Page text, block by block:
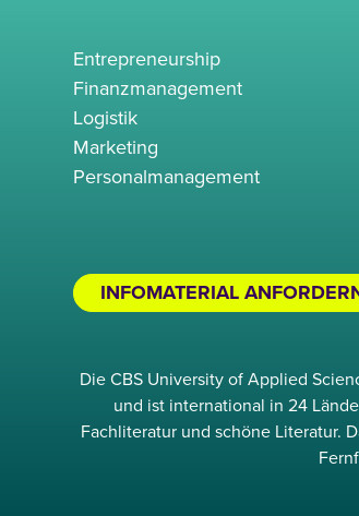
Entrepreneurship
Finanzmanagement
Logistik
Marketing
Personalmanagement
INFOMATERIAL
Die CBS University of Applied
und ist international in 24
Fachliteratur und schöne Literatur.